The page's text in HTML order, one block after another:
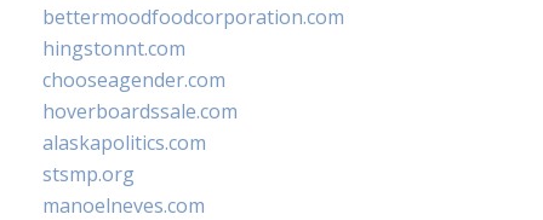
bettermoodfoodcorporation.com
hingstonnt.com
chooseagender.com
hoverboardssale.com
alaskapolitics.com
stsmp.org
manoelneves.com